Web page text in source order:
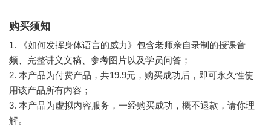
购买须知
1. 《如何发挥身体语言的威力》包含老师亲自录制的授课音
频、完整讲义文稿、参考图片以及学员问答；
2. 本产品为付费产品，共19.9元，购买成功后，即可永久性使
用该产品所有内容；
3. 本产品为虚拟内容服务，一经购买成功，概不退款，请你理
解。